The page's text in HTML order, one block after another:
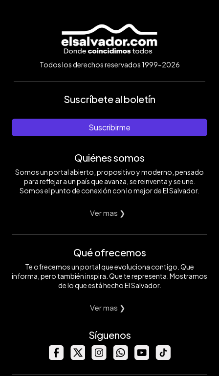
Todos los derechos reservados 1999-2026
Suscríbete al boletín
Suscribirme
Quiénes somos
Somos un portal abierto, propositivo y moderno, pensado
para reflejar a un país que avanza, se reinventa y se une.
Somos el punto de conexión con lo mejor de El Salvador.
Ver mas ❯
Qué ofrecemos
Te ofrecemos un portal que evoluciona contigo. Que
informa, pero también inspira. Que te representa. Mostramos
de lo que está hecho El Salvador.
Ver mas ❯
Síguenos